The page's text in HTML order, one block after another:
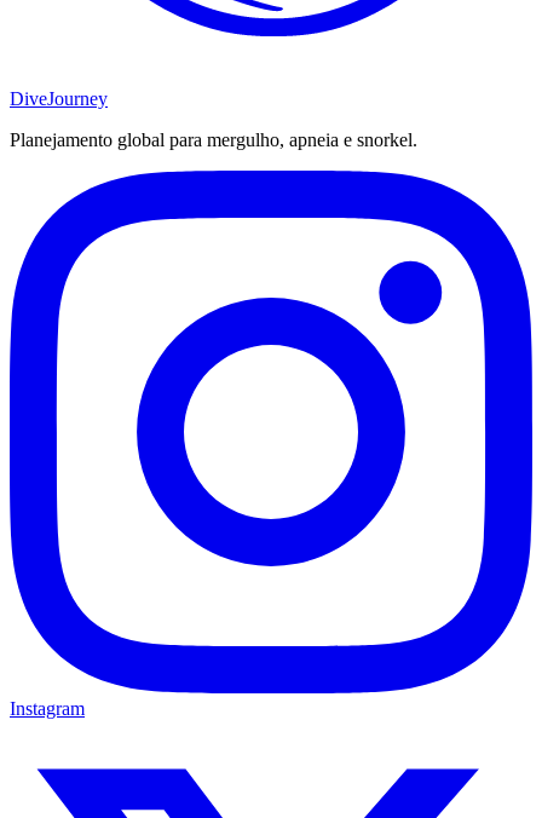
DiveJourney
Planejamento global para mergulho, apneia e snorkel.
Instagram